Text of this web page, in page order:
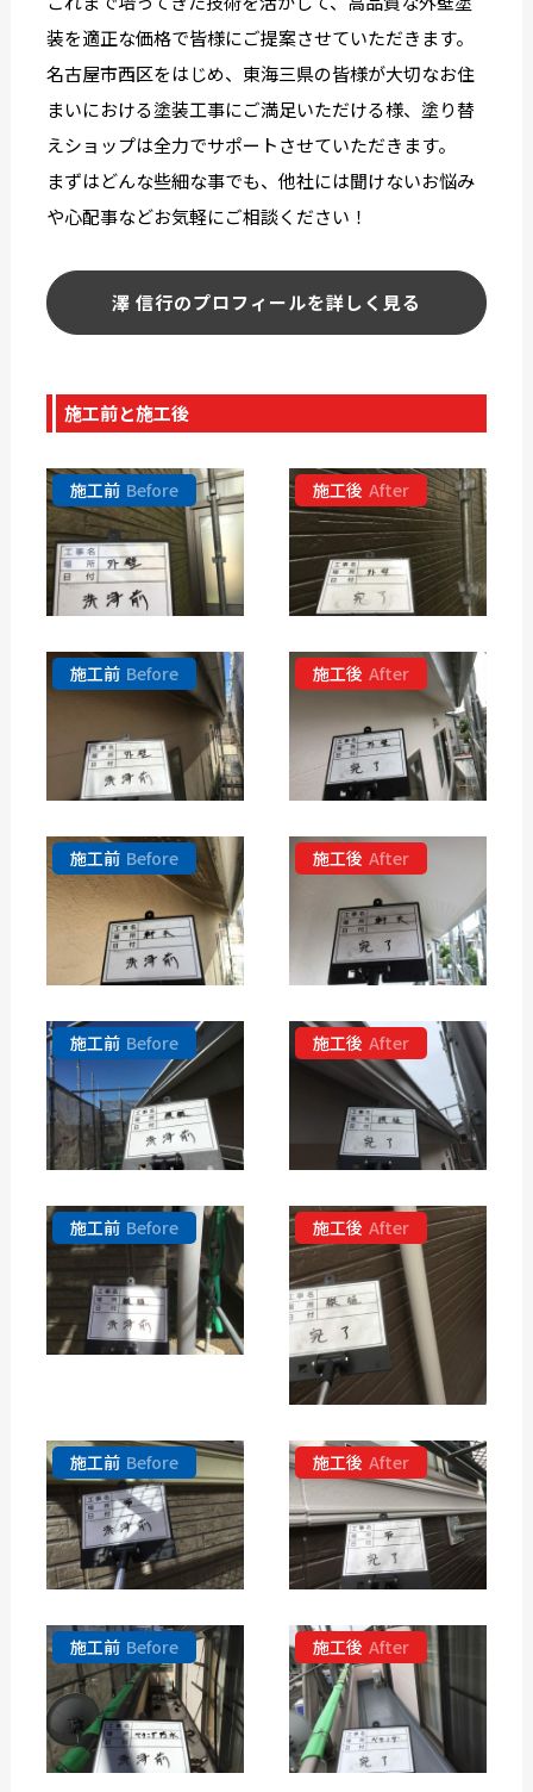
装を適正な価格で皆様にご提案させていただきます。
名古屋市西区をはじめ、東海三県の皆様が大切なお住
まいにおける塗装工事にご満足いただける様、塗り替
えショップは全力でサポートさせていただきます。
まずはどんな些細な事でも、他社には聞けないお悩み
や心配事などお気軽にご相談ください！
澤 信行のプロフィールを詳しく見る
施工前と施工後
施工前 Before 施工後 After
施工前 Before 施工後 After
施工前 Before 施工後 After
施工前 Before 施工後 After
施工前 Before 施工後 After
施工前 Before 施工後 After
施工前 Before 施工後 After